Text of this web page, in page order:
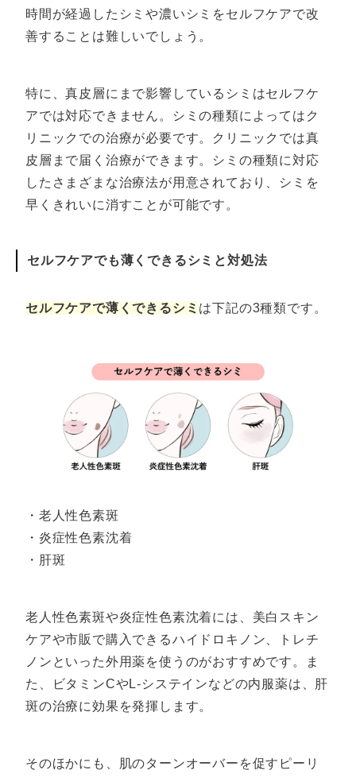
時間が経過したシミや濃いシミをセルフケアで改
善することは難しいでしょう。
特に、真皮層にまで影響しているシミはセルフケ
アでは対応できません。シミの種類によってはク
リニックでの治療が必要です。クリニックでは真
皮層まで届く治療ができます。シミの種類に対応
したさまざまな治療法が用意されており、シミを
早くきれいに消すことが可能です。
セルフケアでも薄くできるシミと対処法
セルフケアで薄くできるシミ は下記の3種類です。
・老人性色素斑
・炎症性色素沈着
・肝斑
老人性色素斑や炎症性色素沈着には、美白スキン
ケアや市販で購入できるハイドロキノン、トレチ
ノンといった外用薬を使うのがおすすめです。ま
た、ビタミンCやL‐システインなどの内服薬は、肝
斑の治療に効果を発揮します。
そのほかにも、肌のターンオーバーを促すピーリ